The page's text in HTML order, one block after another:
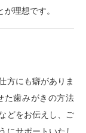
理想です。
方にも癖がありま
た歯みがきの方法
どをお伝えし、ご